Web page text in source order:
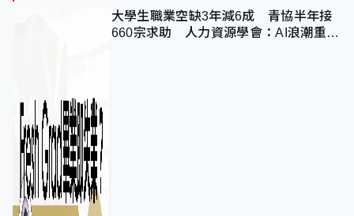
大學生職業空缺3年減6成 青協半年接
660宗求助 人力資源學會：AI浪潮重整